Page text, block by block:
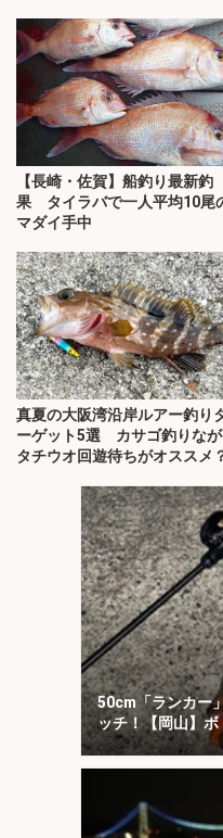
【長崎・佐賀】船釣り最新釣
果 タイラバで一人平均10尾
マダイ手中
真夏の大阪湾沿岸ルアー釣り
ーゲット5選 カサゴ釣りなが
タチウオ回遊待ちがオススメ
50cm「ランカー
ッチ！【岡山】